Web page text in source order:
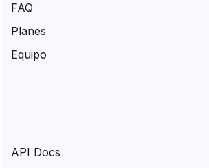
FAQ
Planes
Equipo
API Docs